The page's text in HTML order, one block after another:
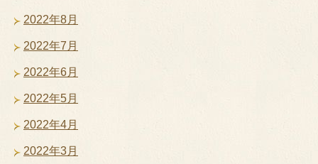
2022年8月
2022年7月
2022年6月
2022年5月
2022年4月
2022年3月